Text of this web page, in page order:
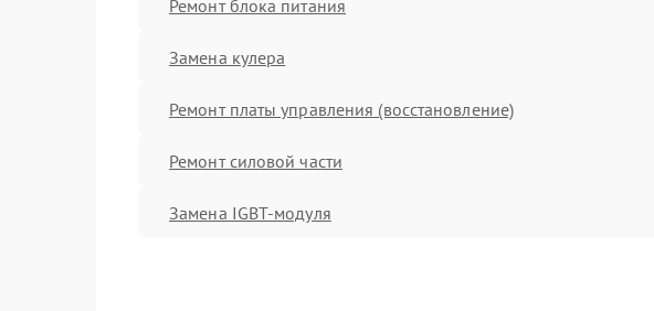
Ремонт блока питания
Замена кулера
Ремонт платы управления (восстановление)
Ремонт силовой части
Замена IGBT-модуля